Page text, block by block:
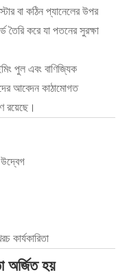
বা কঠিন প্যানেলের উপর
তৈরি করে যা পতনের সুরক্ষা
পুল এবং বাণিজ্যিক
আবেদন কাঠামোগত
রয়েছে।
কার্যকারিতা
অর্জিত হয়